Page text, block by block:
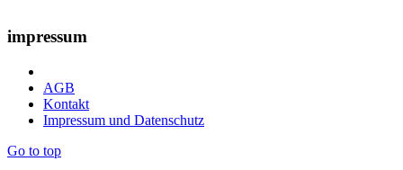
impressum
AGB
Kontakt
Impressum und Datenschutz
Go to top